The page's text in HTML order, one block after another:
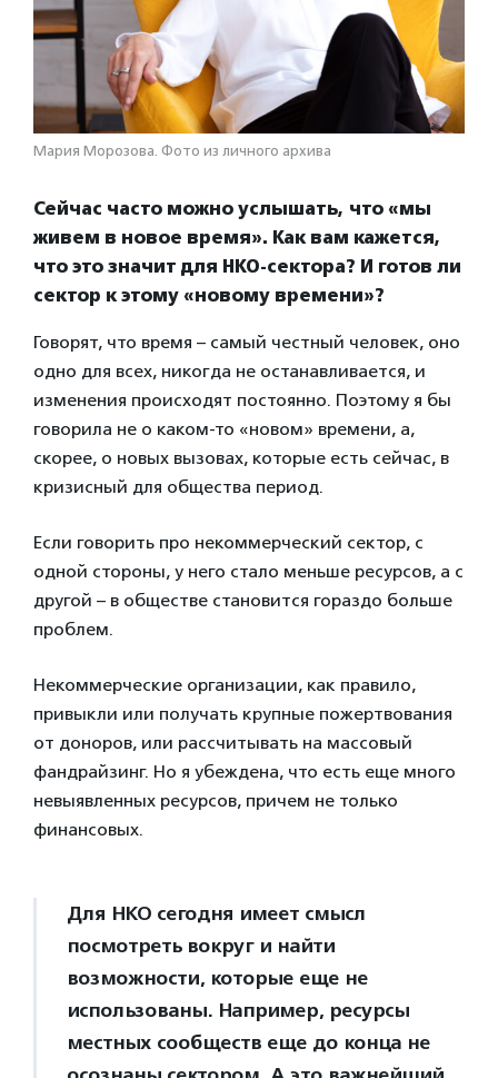
Мария Морозова. Фото из личного архива
Сейчас часто можно услышать, что «мы
живем в новое время». Как вам кажется,
что это значит для НКО-сектора? И готов ли
сектор к этому «новому времени»?
Говорят, что время – самый честный человек, оно
одно для всех, никогда не останавливается, и
изменения происходят постоянно. Поэтому я бы
говорила не о каком-то «новом» времени, а,
скорее, о новых вызовах, которые есть сейчас, в
кризисный для общества период.
Если говорить про некоммерческий сектор, с
одной стороны, у него стало меньше ресурсов, а с
другой – в обществе становится гораздо больше
проблем.
Некоммерческие организации, как правило,
привыкли или получать крупные пожертвования
от доноров, или рассчитывать на массовый
фандрайзинг. Но я убеждена, что есть еще много
невыявленных ресурсов, причем не только
финансовых.
Для НКО сегодня имеет смысл
посмотреть вокруг и найти
возможности, которые еще не
использованы. Например, ресурсы
местных сообществ еще до конца не